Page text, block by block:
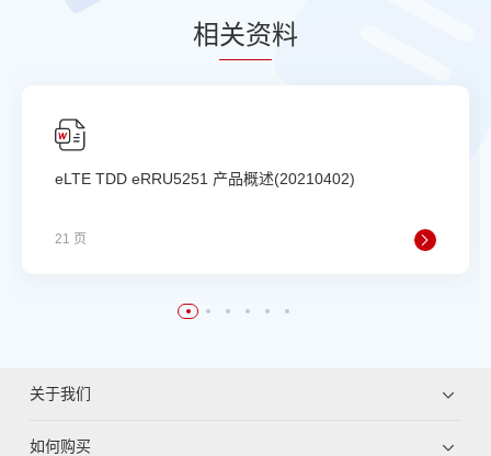
相关资料
eLTE TDD eRRU5251 产品概述(20210402)
21 页
关于我们
如何购买